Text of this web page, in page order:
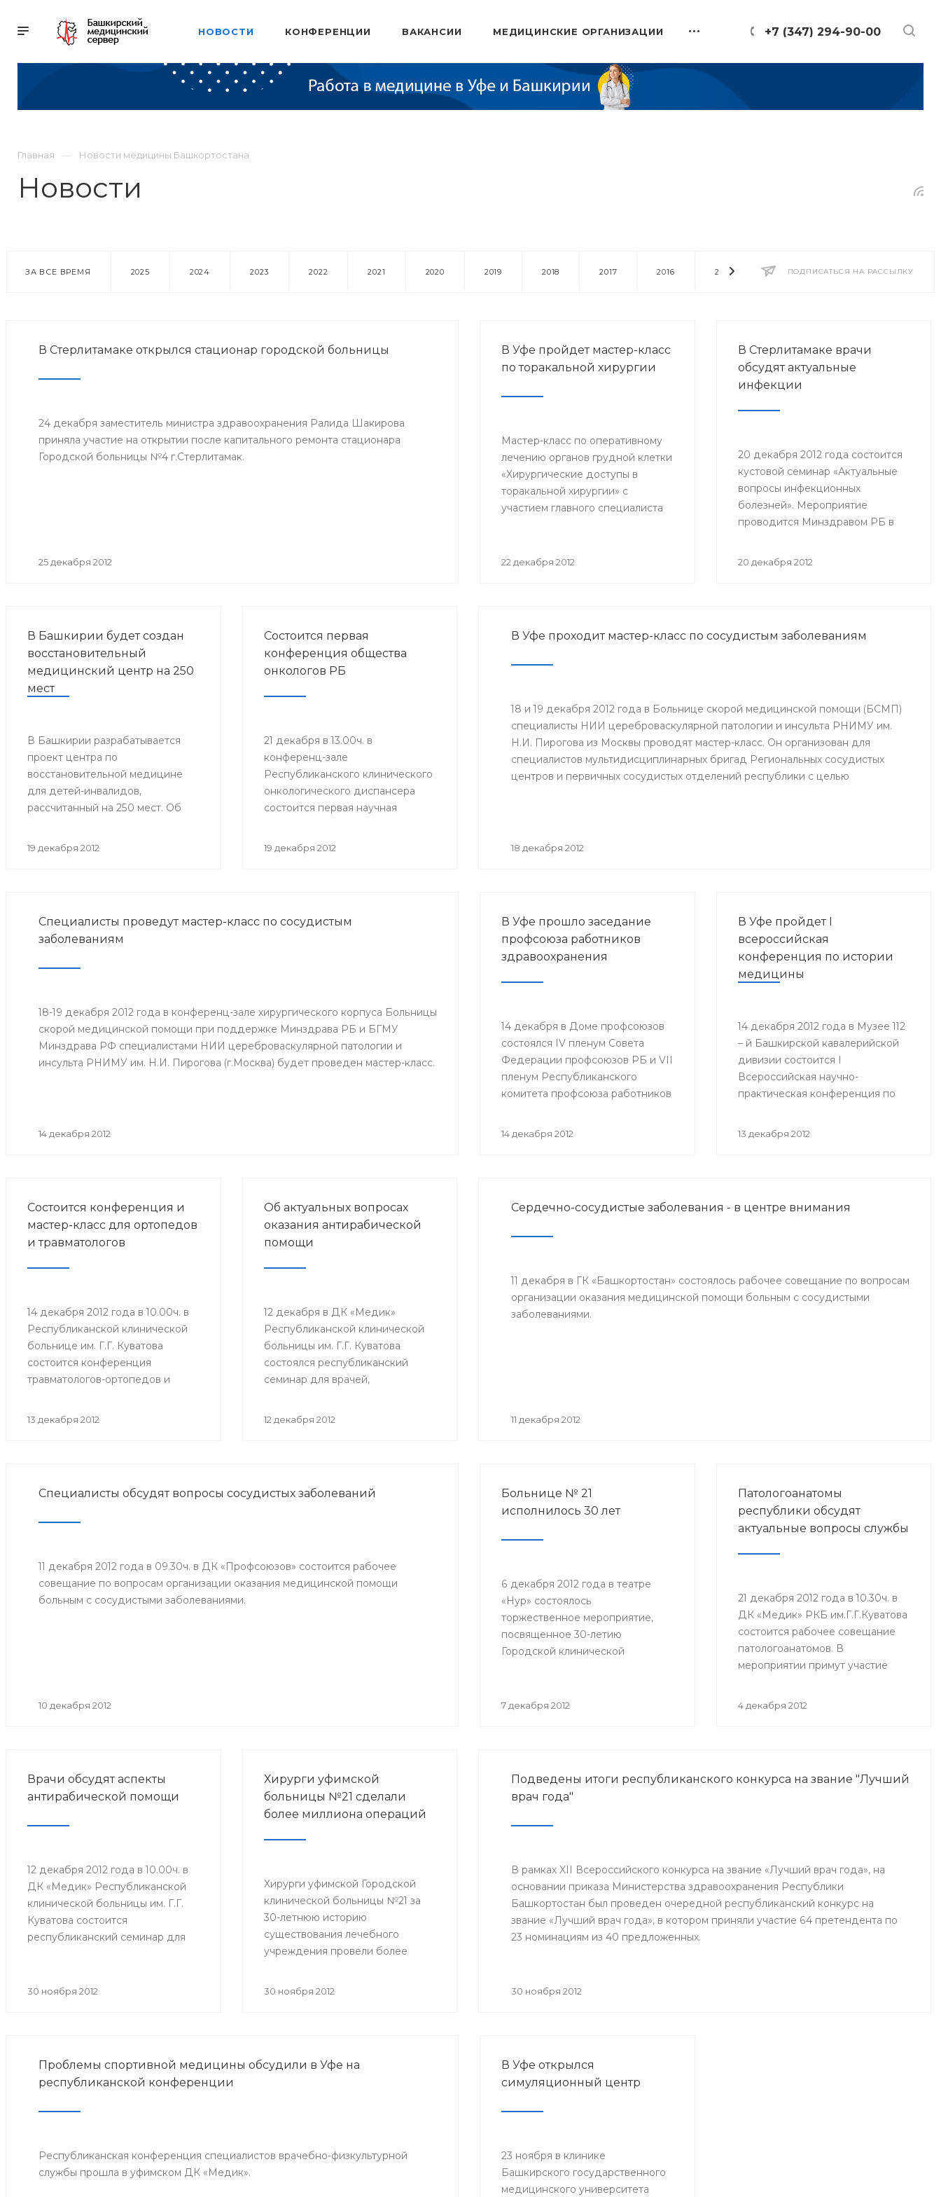
+7 (347) 294-90-00
НОВОСТИ КОНФЕРЕНЦИИ ВАКАНСИИ МЕДИЦИНСКИЕ ОРГАНИЗАЦИИ
Главная Новости медицины Башкортостана
Новости
ПОДПИСАТЬСЯ НА РАССЫЛКУ
ЗА ВСЕ ВРЕМЯ 2025 2024 2023 2022 2021 2020 2019 2018 2017 2016 2014 2013 2012 2011
В Стерлитамаке открылся стационар городской больницы
24 декабря заместитель министра здравоохранения Ралида Шакирова
приняла участие на открытии после капитального ремонта стационара
Городской больницы №4 г.Стерлитамак.
25 декабря 2012
В Уфе пройдет мастер-класс
по торакальной хирургии
Мастер-класс по оперативному
лечению органов грудной клетки
«Хирургические доступы в
торакальной хирургии» с
участием главного специалиста
профессора Петра Яблонского
22 декабря 2012
В Стерлитамаке врачи
обсудят актуальные
инфекции
20 декабря 2012 года состоится
кустовой семинар «Актуальные
вопросы инфекционных
болезней». Мероприятие
проводится Минздравом РБ в
врачей–инфекционистов,
Ишимбай, Мелеуз, Кумертау, а
республики.
20 декабря 2012
В Башкирии будет создан
восстановительный
медицинский центр на 250
мест
В Башкирии разрабатывается
проект центра по
восстановительной медицине
для детей-инвалидов,
рассчитанный на 250 мест. Об
координационного Совета по
19 декабря 2012
Состоится первая
конференция общества
онкологов РБ
21 декабря в 13.00ч. в
конференц-зале
Республиканского клинического
онкологического диспансера
состоится первая научная
онкологов РБ.
19 декабря 2012
В Уфе проходит мастер-класс по сосудистым заболеваниям
18 и 19 декабря 2012 года в Больнице скорой медицинской помощи (БСМП)
специалисты НИИ цереброваскулярной патологии и инсульта РНИМУ им.
Н.И. Пирогова из Москвы проводят мастер-класс. Он организован для
специалистов мультидисциплинарных бригад Региональных сосудистых
центров и первичных сосудистых отделений республики с целью
18 декабря 2012
Специалисты проведут мастер-класс по сосудистым
заболеваниям
18-19 декабря 2012 года в конференц-зале хирургического корпуса Больницы
скорой медицинской помощи при поддержке Минздрава РБ и БГМУ
Минздрава РФ специалистами НИИ цереброваскулярной патологии и
инсульта РНИМУ им. Н.И. Пирогова (г.Москва) будет проведен мастер-класс.
14 декабря 2012
В Уфе прошло заседание
профсоюза работников
здравоохранения
14 декабря в Доме профсоюзов
состоялся IV пленум Совета
Федерации профсоюзов РБ и VII
пленум Республиканского
комитета профсоюза работников
докладами выступили министр
работников здравоохранения
14 декабря 2012
В Уфе пройдет I
всероссийская
конференция по истории
медицины
14 декабря 2012 года в Музее 112
– й Башкирской кавалерийской
дивизии состоится I
Всероссийская научно-
практическая конференция по
«Медицинское обеспечение
13 декабря 2012
Состоится конференция и
мастер-класс для ортопедов
и травматологов
14 декабря 2012 года в 10.00ч. в
Республиканской клинической
больнице им. Г.Г. Куватова
состоится конференция
травматологов-ортопедов и
«Ортопедо-травматологическая
повышения квалификации
13 декабря 2012
Об актуальных вопросах
оказания антирабической
помощи
12 декабря в ДК «Медик»
Республиканской клинической
больницы им. Г.Г. Куватова
состоялся республиканский
семинар для врачей,
оказания антирабической
совершенствования
12 декабря 2012
Сердечно-сосудистые заболевания - в центре внимания
11 декабря в ГК «Башкортостан» состоялось рабочее совещание по вопросам
организации оказания медицинской помощи больным с сосудистыми
заболеваниями.
11 декабря 2012
Специалисты обсудят вопросы сосудистых заболеваний
11 декабря 2012 года в 09.30ч. в ДК «Профсоюзов» состоится рабочее
совещание по вопросам организации оказания медицинской помощи
больным с сосудистыми заболеваниями.
10 декабря 2012
Больнице № 21
исполнилось 30 лет
6 декабря 2012 года в театре
«Нур» состоялось
торжественное мероприятие,
посвященное 30-летию
Городской клинической
7 декабря 2012
Патологоанатомы
республики обсудят
актуальные вопросы службы
21 декабря 2012 года в 10.30ч. в
ДК «Медик» РКБ им.Г.Г.Куватова
состоится рабочее совещание
патологоанатомов. В
мероприятии примут участие
патологоанатомическую службу
4 декабря 2012
Врачи обсудят аспекты
антирабической помощи
12 декабря 2012 года в 10.00ч. в
ДК «Медик» Республиканской
клинической больницы им. Г.Г.
Куватова состоится
республиканский семинар для
антирабической помощи в
антирабической помощи
населению Башкортостана.
30 ноября 2012
Хирурги уфимской
больницы №21 сделали
более миллиона операций
Хирурги уфимской Городской
клинической больницы №21 за
30-летнюю историю
существования лечебного
учреждения провели более
перевязочных и операционных
30 ноября 2012
Подведены итоги республиканского конкурса на звание "Лучший
врач года"
В рамках XII Всероссийского конкурса на звание «Лучший врач года», на
основании приказа Министерства здравоохранения Республики
Башкортостан был проведен очередной республиканский конкурс на
звание «Лучший врач года», в котором приняли участие 64 претендента по
23 номинациям из 40 предложенных.
30 ноября 2012
Проблемы спортивной медицины обсудили в Уфе на
республиканской конференции
Республиканская конференция специалистов врачебно-физкультурной
службы прошла в уфимском ДК «Медик».
В Уфе открылся
симуляционный центр
23 ноября в клинике
Башкирского государственного
медицинского университета